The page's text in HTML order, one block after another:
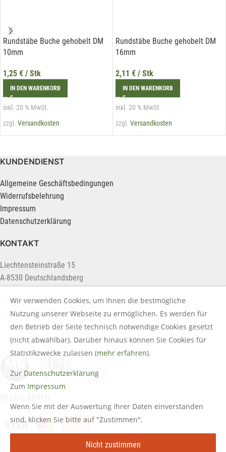
Rundstäbe Buche gehobelt DM
10mm
1,25 € / Stk
IN DEN WARENKORB
inkl. 20 % MwSt.
zzgl. Versandkosten
Rundstäbe Buche gehobelt DM
16mm
2,11 € / Stk
IN DEN WARENKORB
inkl. 20 % MwSt.
zzgl. Versandkosten
KUNDENDIENST
Allgemeine Geschäftsbedingungen
Widerrufsbelehrung
Impressum
Datenschutzerklärung
KONTAKT
Liechtensteinstraße 15
A-8530 Deutschlandsberg
T. +43 (0) 3462 2222
info@holztreff.at
Wir verwenden Cookies, um Ihnen die bestmögliche
Nutzung unserer Webseite zu ermöglichen. Es werden für
den Betrieb der Seite technisch notwendige Cookies gesetzt
(nicht abwählbar). Darüber hinaus können Sie Cookies für
Statistikzwecke zulassen (mehr erfahren).
Zur Datenschutzerklärung
Zum Impressum
Wenn Sie mit der Auswertung Ihrer Daten einverstanden
sind, klicken Sie bitte auf "Zustimmen".
Nicht zustimmen